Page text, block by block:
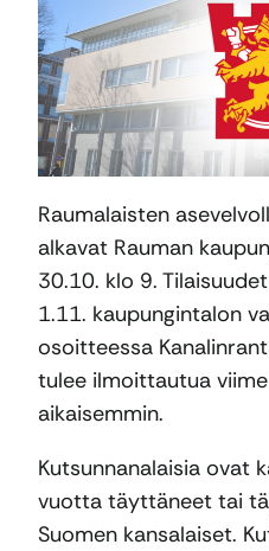
Raumalaisten
alkavat Rauman
30.10. klo 9.
1.11. kaupungintalon
osoitteessa
tulee ilmoittautua
aikaisemmin.
Kutsunnanalaisia ovat
vuotta täyttäneet tai
Suomen kansalaiset.